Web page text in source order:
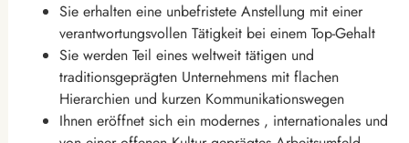
Sie erhalten eine unbefristete Anstellung mit einer
verantwortungsvollen Tätigkeit bei einem Top-Gehalt
Sie werden Teil eines weltweit tätigen und
traditionsgeprägten Unternehmens mit flachen
Hierarchien und kurzen Kommunikationswegen
Ihnen eröffnet sich ein modernes , internationales und